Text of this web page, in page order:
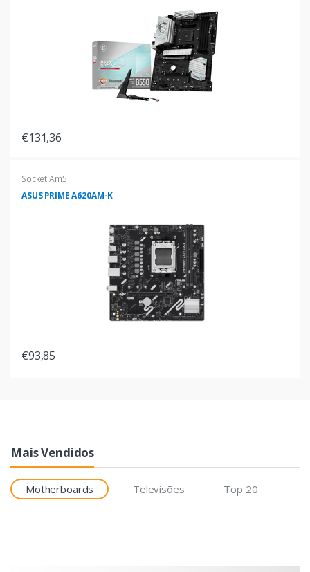
€131,36
Socket Am5
ASUS PRIME A620AM-K
€93,85
Mais Vendidos
Motherboards Televisões Top 20